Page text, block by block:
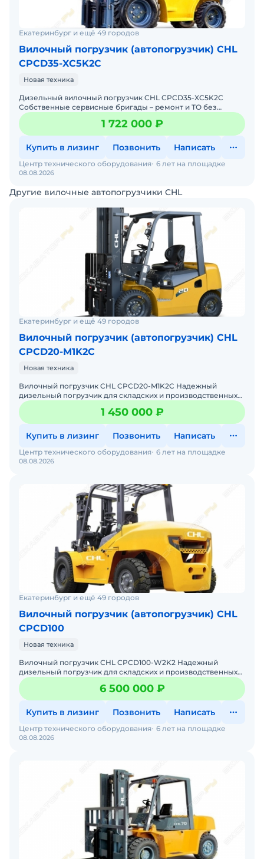
Екатеринбург и ещё 49 городов
Вилочный погрузчик (автопогрузчик) CHL
CPCD35-XC5K2C
Новая техника
Дизельный вилочный погрузчик CHL CPCD35-XC5K2C
Собственные сервисные бригады – ремонт и ТО без
простоев. Гарантия 12 месяцев + постгарантийное
обслуживание.
1 722 000 ₽
Купить в лизинг Позвонить Написать
08.08.2026
Центр технического оборудования 6 лет на площадке
Другие вилочные автопогрузчики CHL
Екатеринбург и ещё 49 городов
Вилочный погрузчик (автопогрузчик) CHL
CPCD20-M1K2C
Новая техника
Вилочный погрузчик CHL CPCD20-M1K2C Надежный
дизельный погрузчик для складских и производственных
1 450 000 ₽
Купить в лизинг Позвонить Написать
08.08.2026
Центр технического оборудования 6 лет на площадке
Екатеринбург и ещё 49 городов
Вилочный погрузчик (автопогрузчик) CHL
CPCD100
Новая техника
Вилочный погрузчик CHL CPCD100-W2K2 Надежный
дизельный погрузчик для складских и производственных
6 500 000 ₽
Купить в лизинг Позвонить Написать
08.08.2026
Центр технического оборудования 6 лет на площадке